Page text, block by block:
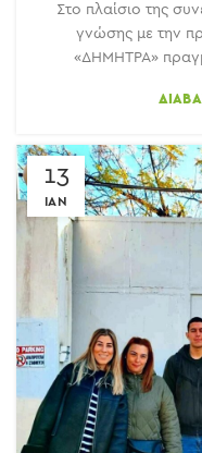
Στο πλαίσιο της
γνώσης με την
«ΔΗΜΗΤΡΑ»
13
ΙΑΝ